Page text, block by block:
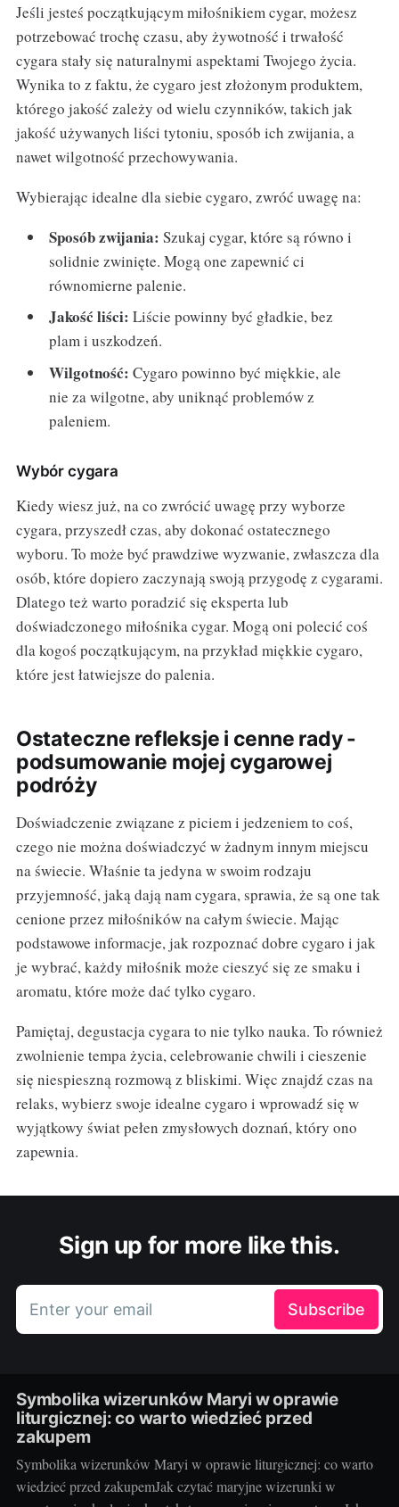
Jeśli jesteś początkującym miłośnikiem cygar, możesz
potrzebować trochę czasu, aby żywotność i trwałość
cygara stały się naturalnymi aspektami Twojego życia.
Wynika to z faktu, że cygaro jest złożonym produktem,
którego jakość zależy od wielu czynników, takich jak
jakość używanych liści tytoniu, sposób ich zwijania, a
nawet wilgotność przechowywania.
Wybierając idealne dla siebie cygaro, zwróć uwagę na:
Sposób zwijania: Szukaj cygar, które są równo i
solidnie zwinięte. Mogą one zapewnić ci
równomierne palenie.
Jakość liści: Liście powinny być gładkie, bez
plam i uszkodzeń.
Wilgotność: Cygaro powinno być miękkie, ale
nie za wilgotne, aby uniknąć problemów z
paleniem.
Wybór cygara
Kiedy wiesz już, na co zwrócić uwagę przy wyborze
cygara, przyszedł czas, aby dokonać ostatecznego
wyboru. To może być prawdziwe wyzwanie, zwłaszcza dla
osób, które dopiero zaczynają swoją przygodę z cygarami.
Dlatego też warto poradzić się eksperta lub
doświadczonego miłośnika cygar. Mogą oni polecić coś
dla kogoś początkującym, na przykład miękkie cygaro,
które jest łatwiejsze do palenia.
Ostateczne refleksje i cenne rady -
podsumowanie mojej cygarowej
podróży
Doświadczenie związane z piciem i jedzeniem to coś,
czego nie można doświadczyć w żadnym innym miejscu
na świecie. Właśnie ta jedyna w swoim rodzaju
przyjemność, jaką dają nam cygara, sprawia, że są one tak
cenione przez miłośników na całym świecie. Mając
podstawowe informacje, jak rozpoznać dobre cygaro i jak
je wybrać, każdy miłośnik może cieszyć się ze smaku i
aromatu, które może dać tylko cygaro.
Pamiętaj, degustacja cygara to nie tylko nauka. To również
zwolnienie tempa życia, celebrowanie chwili i cieszenie
się niespieszną rozmową z bliskimi. Więc znajdź czas na
relaks, wybierz swoje idealne cygaro i wprowadź się w
wyjątkowy świat pełen zmysłowych doznań, który ono
zapewnia.
Sign up for more like this.
Enter your email Subscribe
Symbolika wizerunków Maryi w oprawie
liturgicznej: co warto wiedzieć przed
zakupem
Symbolika wizerunków Maryi w oprawie liturgicznej: co warto
wiedzieć przed zakupemJak czytać maryjne wizerunki w